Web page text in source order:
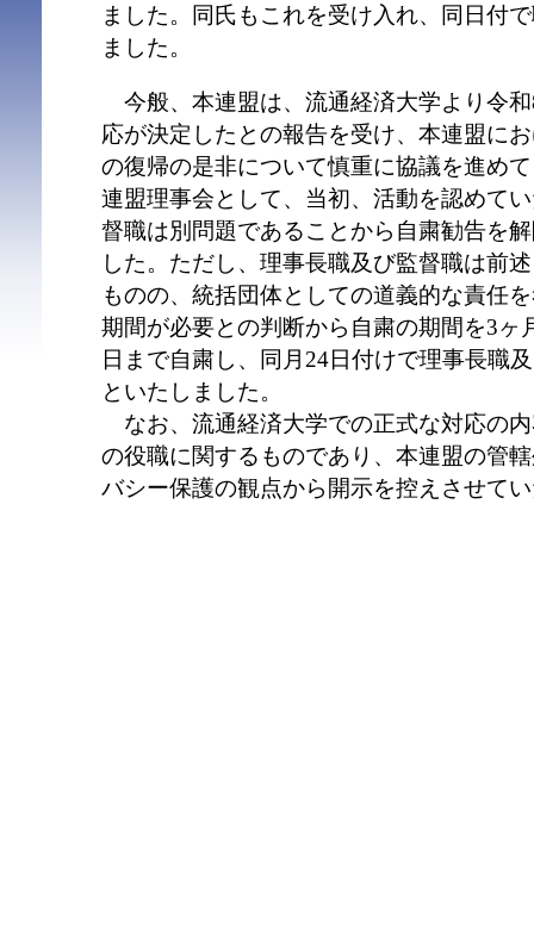
ました。同氏もこれを受け入れ、同日付
ました。
今般、本連盟は、流通経済大学より令
応が決定したとの報告を受け、本連盟に
の復帰の是非について慎重に協議を進め
連盟理事会として、当初、活動を認めて
督職は別問題であることから自粛勧告を
した。ただし、理事長職及び監督職は前
ものの、統括団体としての道義的な責任
期間が必要との判断から自粛の期間を3ヶ
日まで自粛し、同月24日付けで理事長職
といたしました。
なお、流通経済大学での正式な対応の
の役職に関するものであり、本連盟の管
バシー保護の観点から開示を控えさせて